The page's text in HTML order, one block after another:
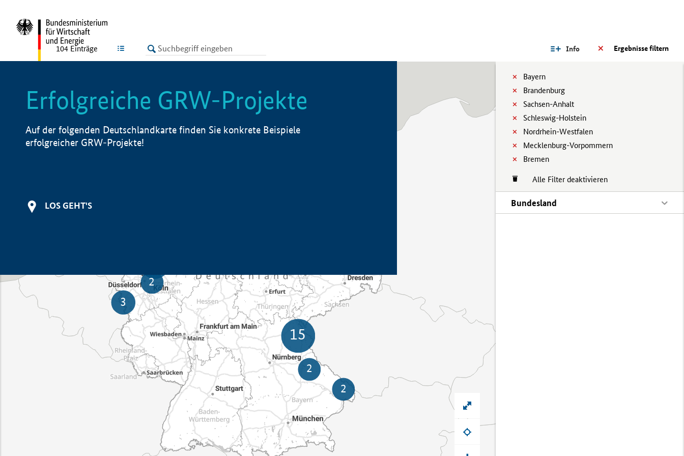
LISTE Ergebnisse filtern
Info
Bayern
Brandenburg
Sachsen-Anhalt
Schleswig-Holstein
Nordrhein-Westfalen
Mecklenburg-Vorpommern
Bremen
Alle Filter deaktivieren
Bundesland
104 Einträge
Erfolgreiche GRW-Projekte
Auf der folgenden Deutschlandkarte finden Sie konkrete Beispiele
erfolgreicher GRW-Projekte!
LOS GEHT'S